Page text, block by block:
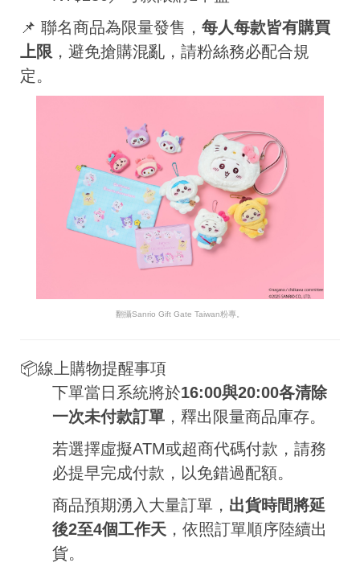
📌 聯名商品為限量發售， 每人每款皆有購買
上限 ，避免搶購混亂，請粉絲務必配合規
定。
翻攝Sanrio Gift Gate Taiwan粉專。
📦線上購物提醒事項
下單當日系統將於16:00與20:00各清除
一次未付款訂單 ，釋出限量商品庫存。
若選擇虛擬ATM或超商代碼付款，請務
必提早完成付款，以免錯過配額。
商品預期湧入大量訂單， 出貨時間將延
後2至4個工作天 ，依照訂單順序陸續出
貨。